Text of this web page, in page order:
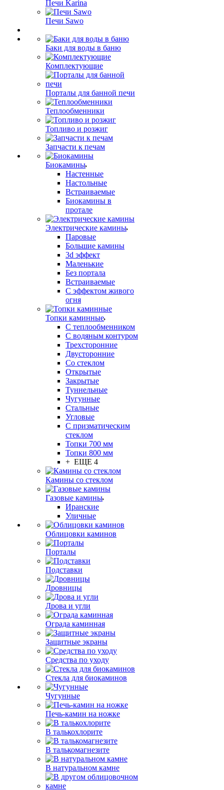
Печи Karina
Печи Sawo
Баки для воды в баню
Комплектующие
Порталы для банной печи
Теплообменники
Топливо и розжиг
Запчасти к печам
Биокамины
Настенные
Настольные
Встраиваемые
Биокамины в
протале
Электрические камины
Паровые
Большие камины
3d эффект
Маленькие
Без портала
Встраиваемые
С эффектом живого
огня
Топки каминные
С теплообменником
С водяным контуром
Трехсторонние
Двусторонние
Со стеклом
Открытые
Закрытые
Туннельные
Чугунные
Стальные
Угловые
С призматическим
стеклом
Топки 700 мм
Топки 800 мм
+ ЕЩЕ 4
Камины со стеклом
Газовые камины
Иранские
Уличные
Облицовки каминов
Порталы
Подставки
Дровницы
Дрова и угли
Ограда каминная
Защитные экраны
Средства по уходу
Стекла для биокаминов
Чугунные
Печь-камин на ножке
В талькохлорите
В талькомагнезите
В натуральном камне